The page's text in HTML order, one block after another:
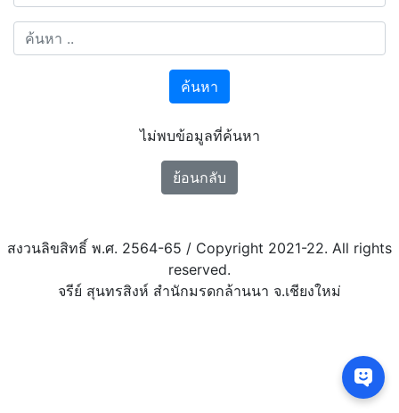
ค้นหา
ไม่พบข้อมูลที่ค้นหา
ย้อนกลับ
สงวนลิขสิทธิ์ พ.ศ. 2564-65 / Copyright 2021-22. All rights
reserved.
จรีย์ สุนทรสิงห์ สำนักมรดกล้านนา จ.เชียงใหม่